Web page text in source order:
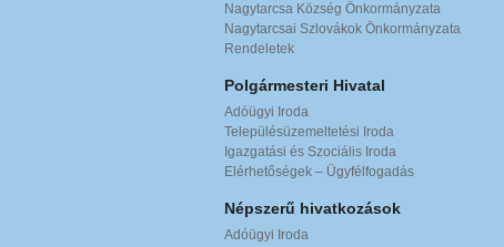
Nagytarcsa Község Önkormányzata
Nagytarcsai Szlovákok Önkormányzata
Rendeletek
Polgármesteri Hivatal
Adóügyi Iroda
Településüzemeltetési Iroda
Igazgatási és Szociális Iroda
Elérhetőségek – Ügyfélfogadás
Népszerű hivatkozások
Adóügyi Iroda